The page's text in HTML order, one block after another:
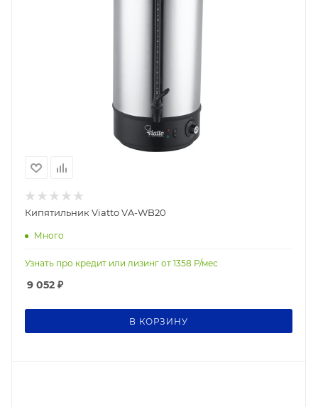
Кипятильник Viatto VA-WB20
Много
Узнать про кредит или лизинг от 1358 Р/мес
9 052 ₽
В КОРЗИНУ